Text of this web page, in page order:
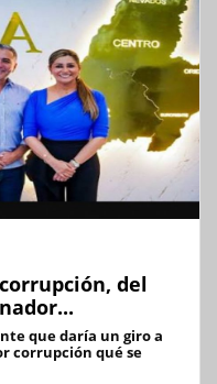
del
que daría un giro a
corrupción qué se